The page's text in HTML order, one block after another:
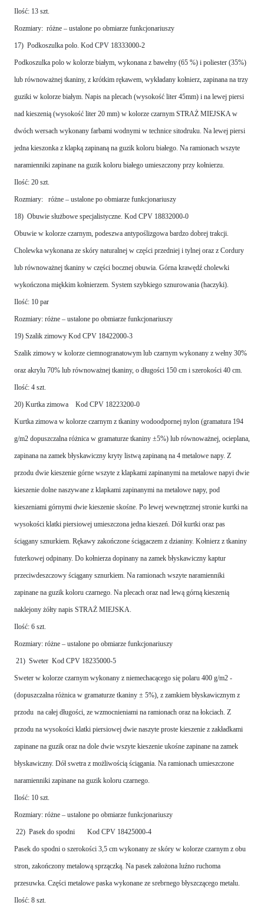
Ilość: 13 szt.
Rozmiary: różne – ustalone po obmiarze funkcjonariuszy
17) Podkoszulka polo. Kod CPV 18333000-2
Podkoszulka polo w kolorze białym, wykonana z bawełny (65 %) i poliester (35%)
lub równoważnej tkaniny, z krótkim rękawem, wykładany kołnierz, zapinana na trzy
guziki w kolorze białym. Napis na plecach (wysokość liter 45mm) i na lewej piersi
nad kieszenią (wysokość liter 20 mm) w kolorze czarnym STRAŻ MIEJSKA w
dwóch wersach wykonany farbami wodnymi w technice sitodruku. Na lewej piersi
jedna kieszonka z klapką zapinaną na guzik koloru białego. Na ramionach wszyte
naramienniki zapinane na guzik koloru białego umieszczony przy kołnierzu.
Ilość: 20 szt.
Rozmiary: różne – ustalone po obmiarze funkcjonariuszy
18) Obuwie służbowe specjalistyczne. Kod CPV 18832000-0
Obuwie w kolorze czarnym, podeszwa antypoślizgowa bardzo dobrej trakcji.
Cholewka wykonana ze skóry naturalnej w części przedniej i tylnej oraz z Cordury
lub równoważnej tkaniny w części bocznej obuwia. Górna krawędź cholewki
wykończona miękkim kołnierzem. System szybkiego sznurowania (haczyki).
Ilość: 10 par
Rozmiary: różne – ustalone po obmiarze funkcjonariuszy
19) Szalik zimowy Kod CPV 18422000-3
Szalik zimowy w kolorze ciemnogranatowym lub czarnym wykonany z wełny 30%
oraz akrylu 70% lub równoważnej tkaniny, o długości 150 cm i szerokości 40 cm.
Ilość: 4 szt.
20) Kurtka zimowa Kod CPV 18223200-0
Kurtka zimowa w kolorze czarnym z tkaniny wodoodpornej nylon (gramatura 194
g/m2 dopuszczalna różnica w gramaturze tkaniny ±5%) lub równoważnej, ocieplana,
zapinana na zamek błyskawiczny kryty listwą zapinaną na 4 metalowe napy. Z
przodu dwie kieszenie górne wszyte z klapkami zapinanymi na metalowe napyi dwie
kieszenie dolne naszywane z klapkami zapinanymi na metalowe napy, pod
kieszeniami górnymi dwie kieszenie skośne. Po lewej wewnętrznej stronie kurtki na
wysokości klatki piersiowej umieszczona jedna kieszeń. Dół kurtki oraz pas
ściągany sznurkiem. Rękawy zakończone ściągaczem z dzianiny. Kołnierz z tkaniny
futerkowej odpinany. Do kołnierza dopinany na zamek błyskawiczny kaptur
przeciwdeszczowy ściągany sznurkiem. Na ramionach wszyte naramienniki
zapinane na guzik koloru czarnego. Na plecach oraz nad lewą górną kieszenią
naklejony żółty napis STRAŻ MIEJSKA.
Ilość: 6 szt.
Rozmiary: różne – ustalone po obmiarze funkcjonariuszy
21) Sweter Kod CPV 18235000-5
Sweter w kolorze czarnym wykonany z niemechacącego się polaru 400 g/m2 -
(dopuszczalna różnica w gramaturze tkaniny ± 5%), z zamkiem błyskawicznym z
przodu na całej długości, ze wzmocnieniami na ramionach oraz na łokciach. Z
przodu na wysokości klatki piersiowej dwie naszyte proste kieszenie z zakładkami
zapinane na guzik oraz na dole dwie wszyte kieszenie ukośne zapinane na zamek
błyskawiczny. Dół swetra z możliwością ściągania. Na ramionach umieszczone
naramienniki zapinane na guzik koloru czarnego.
Ilość: 10 szt.
Rozmiary: różne – ustalone po obmiarze funkcjonariuszy
22) Pasek do spodni Kod CPV 18425000-4
Pasek do spodni o szerokości 3,5 cm wykonany ze skóry w kolorze czarnym z obu
stron, zakończony metalową sprzączką. Na pasek założona luźno ruchoma
przesuwka. Części metalowe paska wykonane ze srebrnego błyszczącego metalu.
Ilość: 8 szt.